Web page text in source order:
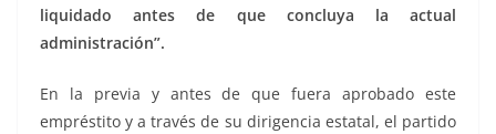
liquidado antes de que concluya la actual
administración”.
En la previa y antes de que fuera aprobado este
empréstito y a través de su dirigencia estatal, el partido